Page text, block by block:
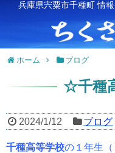
兵庫県宍粟市千種町 情報
ホーム ブログ
☆千種
2024/1/12 ブログ
千種高等学校の１年生